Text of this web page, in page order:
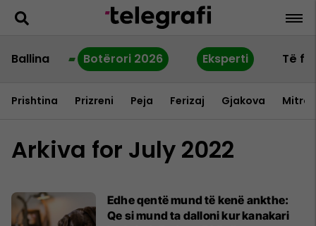
Ballina Botërori 2026 Eksperti Të
Prishtina Prizreni Peja Ferizaj Gjakova
Arkiva for July 2022
Edhe qentë mund të kenë ankthe:
Qe si mund ta dalloni kur kanakari